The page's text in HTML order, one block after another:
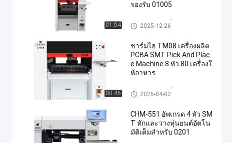
01:04
รองรับ 01005
เลือกและวางเครื่อง SMT
2025-12-26
00:46
ชาร์มไฮ TM08 เครื่องผลิต
PCBA SMT Pick And Plac
e Machine 8 หัว 80 เครื่องใ
ห้อาหาร
เลือกและวางเครื่อง SMT
2025-04-02
CHM-551 อัพเกรด 4 หัว SM
T หักและวางหุ่นยนต์อัตโน
มัติเต็มสําหรับ 0201